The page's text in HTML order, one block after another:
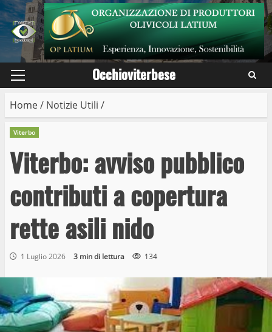
Skip
to
content
Primary
Occhioviterbese
Home/ Notizie Utili /
Viterbo
Viterbo: avviso pubblico
contributi a copertura
rette asili nido
1 Luglio 2026 3 min di lettura 134